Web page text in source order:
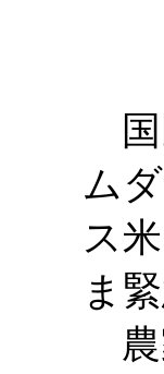
国
ム
ス
ま
農